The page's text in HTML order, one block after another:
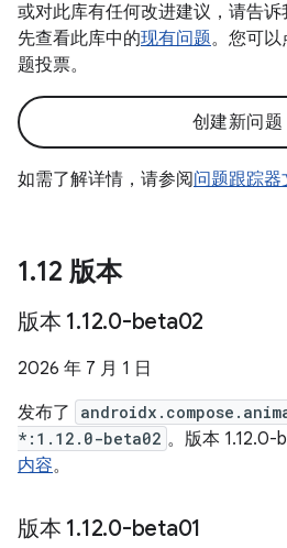
或对此库有任何改进建议，请告
先查看此库中的现有问题。您可以
题投票。
创建新问题
如需了解详情，请参阅问题跟踪器
1.12 版本
版本 1.12.0-beta02
2026 年 7 月 1 日
发布了
*:1.12.0-beta02 。版本 1.12.0-
内容。
版本 1.12.0-beta01